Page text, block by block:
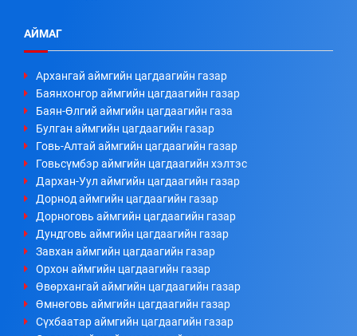
АЙМАГ
Архангай аймгийн цагдаагийн газар
Баянхонгор аймгийн цагдаагийн газар
Баян-Өлгий аймгийн цагдаагийн газа
Булган аймгийн цагдаагийн газар
Говь-Алтай аймгийн цагдаагийн газар
Говьсүмбэр аймгийн цагдаагийн хэлтэс
Дархан-Уул аймгийн цагдаагийн газар
Дорнод аймгийн цагдаагийн газар
Дорноговь аймгийн цагдаагийн газар
Дундговь аймгийн цагдаагийн газар
Завхан аймгийн цагдаагийн газар
Орхон аймгийн цагдаагийн газар
Өвөрхангай аймгийн цагдаагийн газар
Өмнөговь аймгийн цагдаагийн газар
Сүхбаатар аймгийн цагдаагийн газар